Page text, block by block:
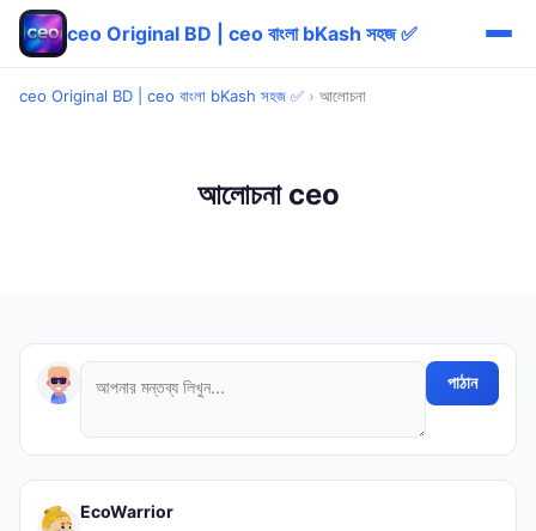
ceo Original BD | ceo বাংলা bKash সহজ ✅
ceo Original BD | ceo বাংলা bKash সহজ ✅ › আলোচনা
আলোচনা ceo
পাঠান
EcoWarrior